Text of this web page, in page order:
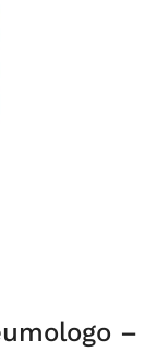
–